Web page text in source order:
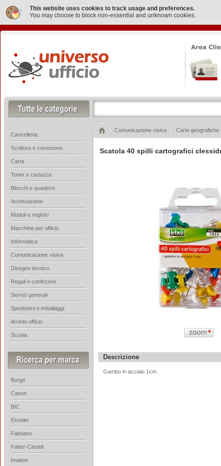
This website uses cookies to track usage and preferences.
You may choose to block non-essential and unknown cookies.
Scatola 40 spilli cartografici
Descrizione
Gambo in acciaio 1cm.
Comunicazione visiva Carte geografiche
Cancelleria
Scrittura e correzione
Carta
Toner e cartucce
Blocchi e quaderni
Archiviazione
Moduli e registri
Macchine per ufficio
Informatica
Comunicazione visiva
Disegno tecnico
Regali e confezioni
Servizi generali
Spedizioni e imballaggi
Arredo ufficio
Scuola
Burgo
Canon
BIC
Esselte
Fabriano
Faber-Castell
Imation